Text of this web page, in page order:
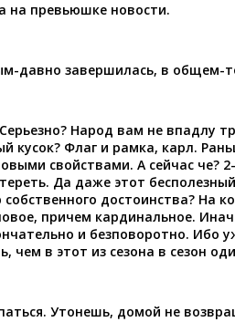
на превьюшке новости.
давно завершилась, в общем-
Народ вам не впадлу
кусок? Флаг и рамка, карл.
свойствами. А сейчас че?
Да даже этот
собственного достоинства? На
причем кардинальное.
и безповоротно. Ибо
чем в этот из сезона в сезон
Утонешь, домой не